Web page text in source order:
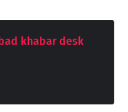
khabar desk